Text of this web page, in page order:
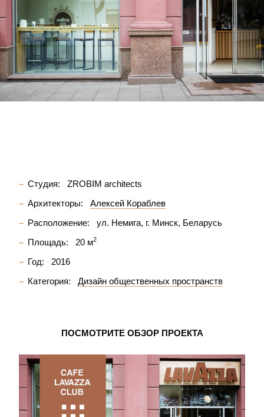
Студия:
ZROBIM architects
Архитекторы:
Алексей Кораблев
Расположение:
ул. Немига, г. Минск, Беларусь
Площадь:
20 м2
Год:
2016
Категория:
Дизайн общественных пространств
ПОСМОТРИТЕ ОБЗОР ПРОЕКТА